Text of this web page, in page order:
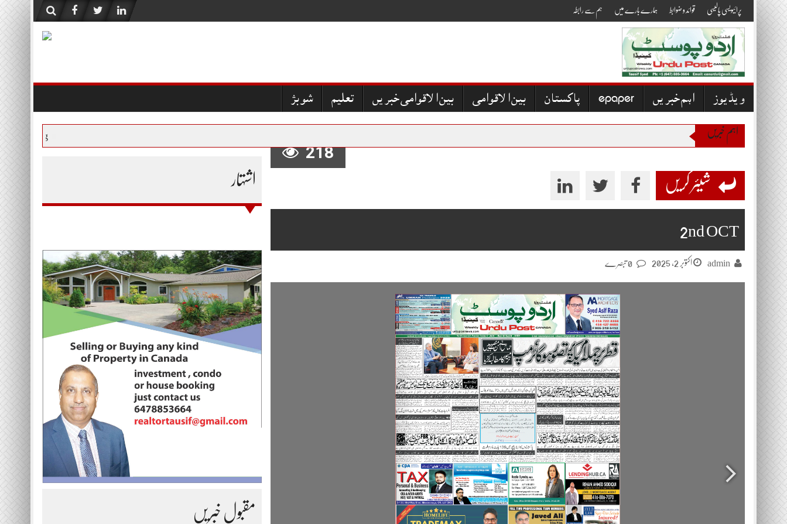
content
پرائیویسی پالیسی قوائد و ضوابط ہمارے بارے میں ہم سے رابطہ
ویڈیوز اہم خبریں epaper پاکستان بین الاقوامی بین الاقوامی خبریں تعلیم شوبز
اہم خبریں 6Th Aug
اشتہار
مقبول خبریں
218
شیئر کریں
2nd OCT
admin اکتوبر 2, 2025